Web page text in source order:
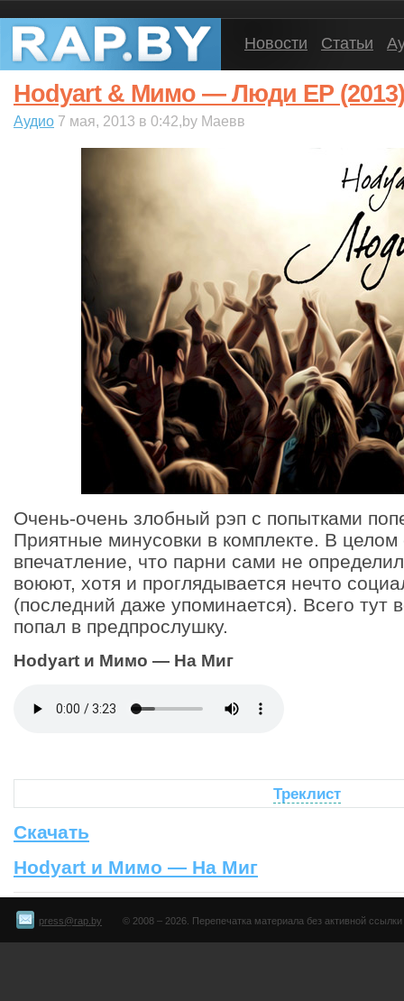
Новости Статьи
Hodyart & Мимо — Люди EP (2013)
Аудио 7 мая, 2013 в 0:42,by Маевв
Очень-очень злобный рэп с попытками
Приятные минусовки в комплекте. В целом
впечатление, что парни сами не
воюют, хотя и проглядывается нечто
(последний даже упоминается). Всего тут
попал в предпрослушку.
Hodyart и Мимо — На Миг
Треклист
Скачать
Hodyart и Мимо — На Миг
press@rap.by © 2008 – 2026. Перепечатка материала без активной